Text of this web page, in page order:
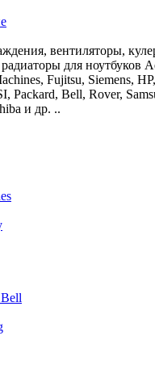
вентиляторы,
для ноутбуков
Fujitsu, Siemens,
Packard, Bell, Rover,
и др. ..